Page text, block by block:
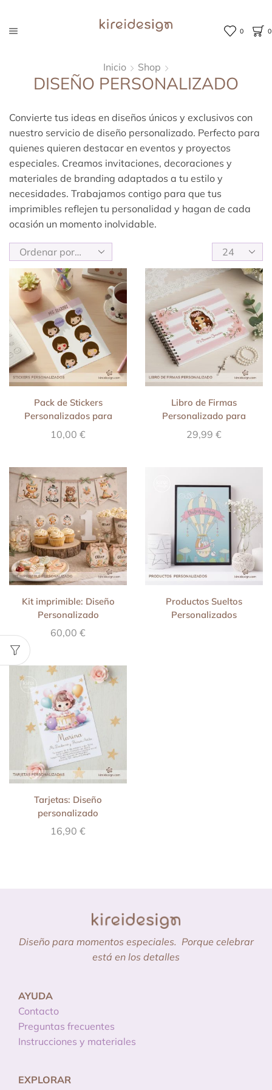
0 0
Inicio Shop
DISEÑO PERSONALIZADO
Convierte tus ideas en diseños únicos y exclusivos con
nuestro servicio de diseño personalizado. Perfecto para
quienes quieren destacar en eventos y proyectos
especiales. Creamos invitaciones, decoraciones y
materiales de branding adaptados a tu estilo y
necesidades. Trabajamos contigo para que tus
imprimibles reflejen tu personalidad y hagan de cada
ocasión un momento inolvidable.
Pack de Stickers
Personalizados para
WhatsApp y Redes
Sociales
10,00 €
Libro de Firmas
Personalizado para
Primera Comunión
29,99 €
Kit imprimible: Diseño
Personalizado
60,00 €
Productos Sueltos
Personalizados
Tarjetas: Diseño
personalizado
16,90 €
Diseño para momentos especiales. Porque celebrar
está en los detalles
AYUDA
Contacto
Preguntas frecuentes
Instrucciones y materiales
EXPLORAR